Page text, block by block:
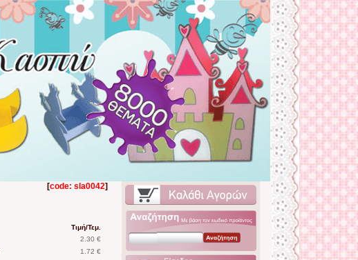
[code: sla0042]
Τιμή/Τεμ.
2.30 €
1.72 €